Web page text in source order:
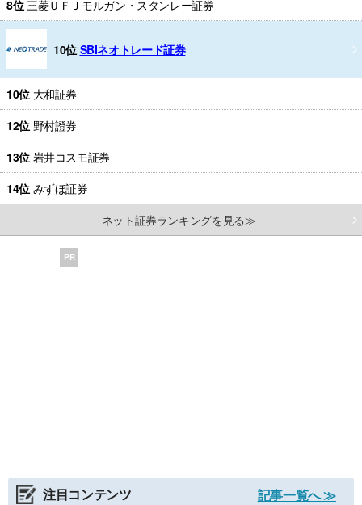
8位 三菱ＵＦＪモルガン・スタンレー証券
10位 SBIネオトレード証券
10位 大和証券
12位 野村證券
13位 岩井コスモ証券
14位 みずほ証券
ネット証券ランキングを見る≫
PR
注目コンテンツ
記事一覧へ ≫